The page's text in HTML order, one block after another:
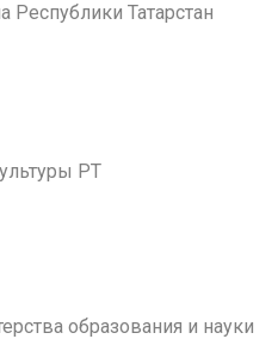
Татарстан
РТ
образования и науки